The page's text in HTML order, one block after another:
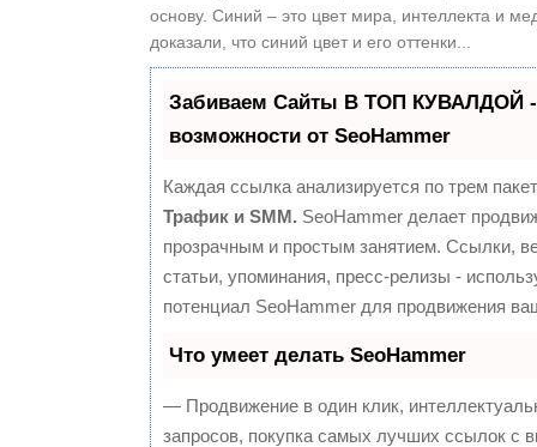
основу. Синий – это цвет мира, интеллекта и
доказали, что синий цвет и его оттенки...
Забиваем Сайты В ТОП КУВАЛДОЙ
возможности от SeoHammer
Каждая ссылка анализируется по трем
Трафик и SMM. SeoHammer делает
прозрачным и простым занятием. Ссылки,
статьи, упоминания, пресс-релизы -
потенциал SeoHammer для продвижения
Что умеет делать SeoHammer
— Продвижение в один клик,
запросов, покупка самых лучших ссылок с